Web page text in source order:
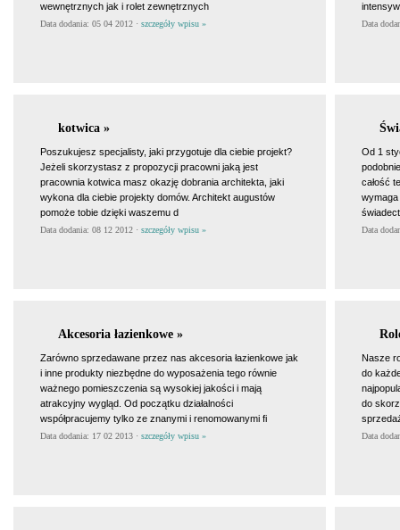
wewnętrznych jak i rolet zewnętrznych
Data dodania: 05 04 2012 · szczegóły wpisu » Data
kotwica »
Poszukujesz specjalisty, jaki przygotuje dla ciebie projekt?
Jeżeli skorzystasz z propozycji pracowni jaką jest
pracownia kotwica masz okazję dobrania architekta, jaki
wykona dla ciebie projekty domów. Architekt augustów
pomoże tobie dzięki waszemu d
Data dodania: 08 12 2012 · szczegóły wpisu »
Od 1
całość
Data
Akcesoria łazienkowe »
Zarówno sprzedawane przez nas akcesoria łazienkowe jak
i inne produkty niezbędne do wyposażenia tego równie
ważnego pomieszczenia są wysokiej jakości i mają
atrakcyjny wygląd. Od początku działalności
współpracujemy tylko ze znanymi i renomowanymi fi
Data dodania: 17 02 2013 · szczegóły wpisu »
Nasze
do
do
Data